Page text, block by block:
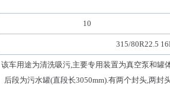
10
315/80R22.5
该车用途为清洗吸污,主要专用装置为真空泵和罐
后段为污水罐(直段长3050mm).有两个封头,两